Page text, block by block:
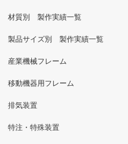
材質別 製作実績一覧
製品サイズ別 製作実績一覧
産業機械フレーム
移動機器用フレーム
排気装置
特注・特殊装置